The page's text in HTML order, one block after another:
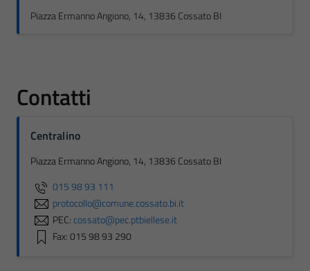
Piazza Ermanno Angiono, 14, 13836 Cossato BI
Contatti
Centralino
Piazza Ermanno Angiono, 14, 13836 Cossato BI
015 98 93 111
protocollo@comune.cossato.bi.it
PEC:cossato@pec.ptbiellese.it
Fax: 015 98 93 290